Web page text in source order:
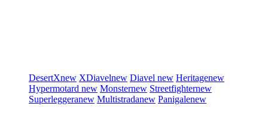
DesertXnew XDiavelnew Diavel new Heritagenew
Hypermotard new Monsternew Streetfighternew
Superleggeranew Multistradanew Panigalenew